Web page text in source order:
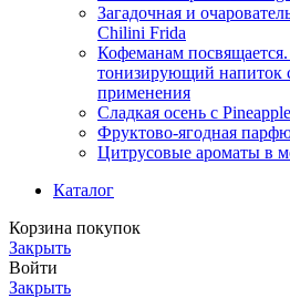
Загадочная и
Chilini Frida
Кофеманам
тонизирующий напиток
применения
Сладкая осень с
Фруктово-ягодная
​Цитрусовые ароматы в
Каталог
Корзина покупок
Закрыть
Войти
Закрыть